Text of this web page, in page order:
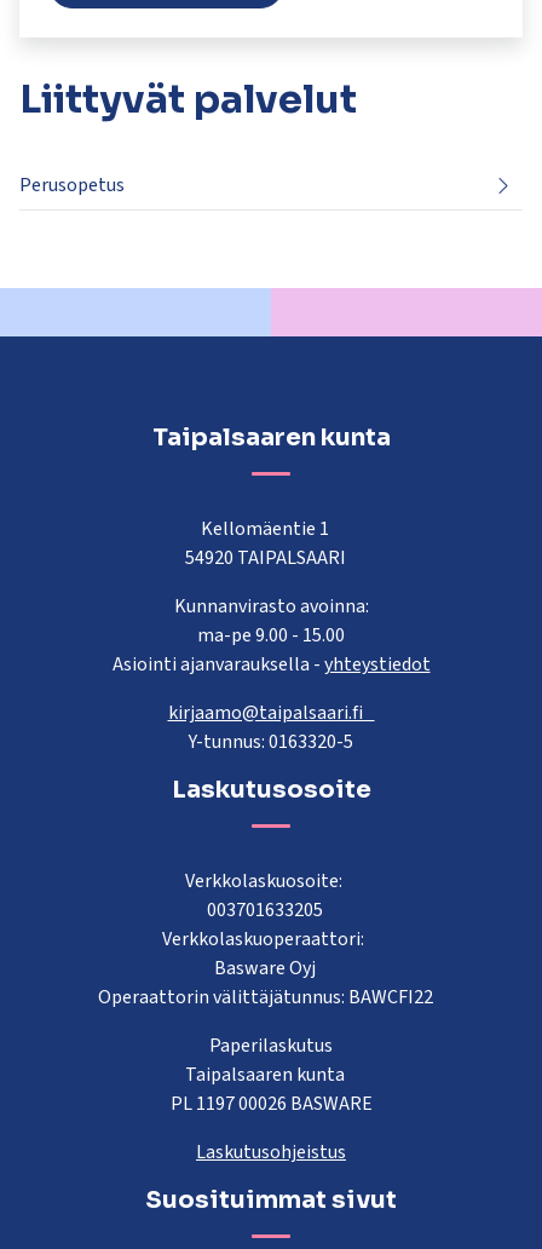
Liittyvät palvelut
Perusopetus
Taipalsaaren kunta
Kellomäentie 1
54920 TAIPALSAARI
Kunnanvirasto avoinna:
ma-pe 9.00 - 15.00
Asiointi ajanvarauksella -yhteystiedot
kirjaamo@taipalsaari.fi
Y-tunnus: 0163320-5
Laskutusosoite
Verkkolaskuosoite:
003701633205
Verkkolaskuoperaattori:
Basware Oyj
Operaattorin välittäjätunnus: BAWCFI22
Paperilaskutus
Taipalsaaren kunta
PL 1197 00026 BASWARE
Laskutusohjeistus
Suosituimmat sivut